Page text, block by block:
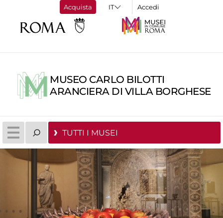
Acquista Accedi
MUSEO CARLO BILOTTI
ARANCIERA DI VILLA BORGHESE
TUTTI I MUSEI